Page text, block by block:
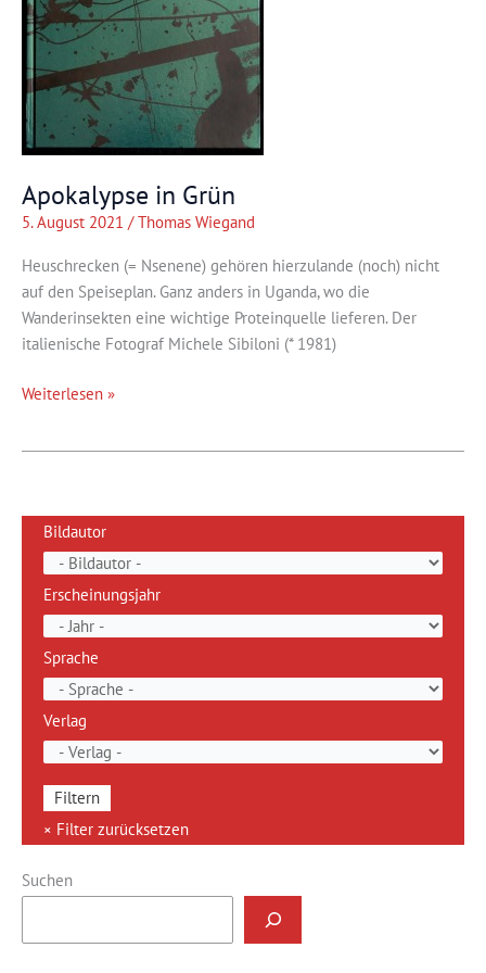
Apokalypse in Grün
5. August 2021 /Thomas Wiegand
Heuschrecken (= Nsenene) gehören hierzulande (noch) nicht
auf den Speiseplan. Ganz anders in Uganda, wo die
Wanderinsekten eine wichtige Proteinquelle lieferen. Der
italienische Fotograf Michele Sibiloni (* 1981)
Apokalypse
Weiterlesen »
Bildautor
Erscheinungsjahr
Sprache
Verlag
Suchen